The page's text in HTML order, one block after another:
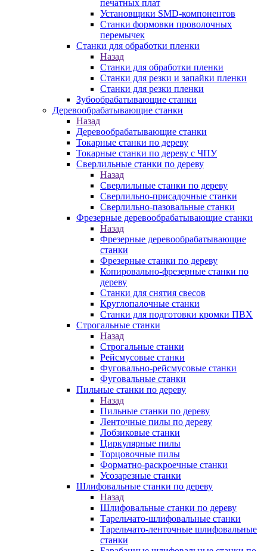
печатных плат
Установщики SMD-компонентов
Станки формовки проволочных
перемычек
Станки для обработки пленки
Назад
Станки для обработки пленки
Станки для резки и запайки пленки
Станки для резки пленки
Зубообрабатывающие станки
Деревообрабатывающие станки
Назад
Деревообрабатывающие станки
Токарные станки по дереву
Токарные станки по дереву с ЧПУ
Сверлильные станки по дереву
Назад
Сверлильные станки по дереву
Сверлильно-присадочные станки
Сверлильно-пазовальные станки
Фрезерные деревообрабатывающие станки
Назад
Фрезерные деревообрабатывающие
станки
Фрезерные станки по дереву
Копировально-фрезерные станки по
дереву
Станки для снятия свесов
Круглопалочные станки
Станки для подготовки кромки ПВХ
Строгальные станки
Назад
Строгальные станки
Рейсмусовые станки
Фуговально-рейсмусовые станки
Фуговальные станки
Пильные станки по дереву
Назад
Пильные станки по дереву
Ленточные пилы по дереву
Лобзиковые станки
Циркулярные пилы
Торцовочные пилы
Форматно-раскроечные станки
Усозарезные станки
Шлифовальные станки по дереву
Назад
Шлифовальные станки по дереву
Тарельчато-шлифовальные станки
Тарельчато-ленточные шлифовальные
станки